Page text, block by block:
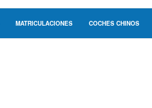
MATRICULACIONES COCHES CHINOS